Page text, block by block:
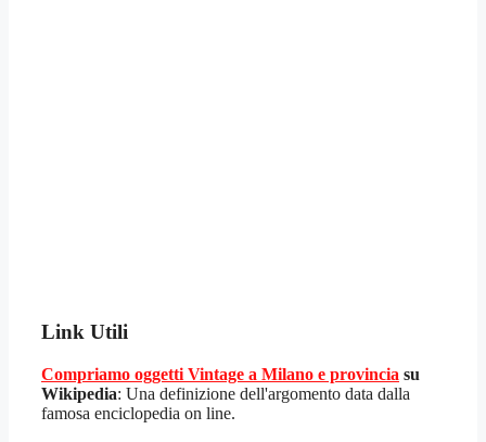
Link Utili
Compriamo oggetti Vintage a Milano e provincia su
Wikipedia: Una definizione dell'argomento data dalla
famosa enciclopedia on line.